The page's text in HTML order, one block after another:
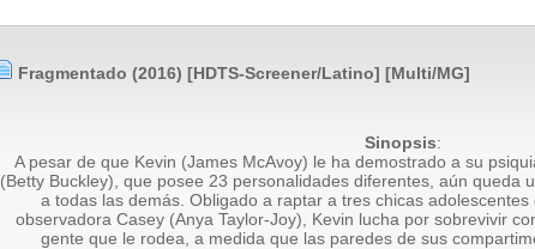
Fragmentado (2016) [HDTS-Screener/Latino] [Multi/MG]
Sinopsis:
A pesar de que Kevin (James McAvoy) le ha demostrado a su
(Betty Buckley), que posee 23 personalidades diferentes, aún queda
a todas las demás. Obligado a raptar a tres chicas
observadora Casey (Anya Taylor-Joy), Kevin lucha por sobrevivir
gente que le rodea, a medida que las paredes de sus